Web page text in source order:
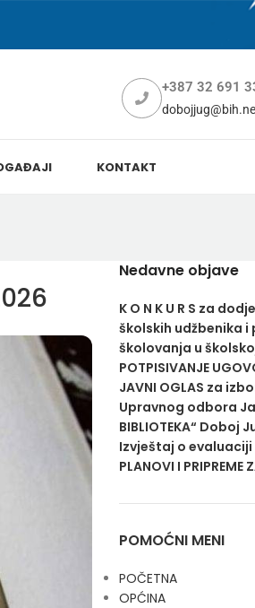
+387 32 691
KONTAKT
Nedavne objave
K O N K U R S za
školskih udžbenika
školovanja u
POTPISIVANJE
JAVNI OGLAS za
Upravnog odbora
BIBLIOTEKA“ Doboj
Izvještaj o
PLANOVI I PRIPREME
POMOĆNI MENI
POČETNA
OPĆINA